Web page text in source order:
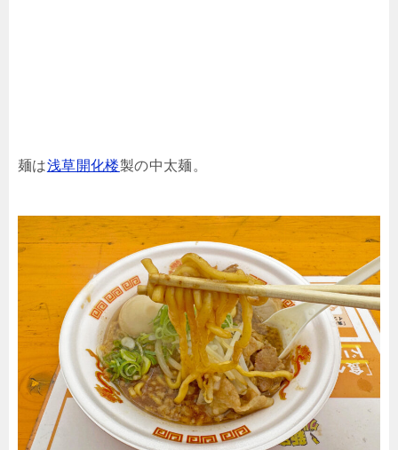
麺は浅草開化楼製の中太麺。